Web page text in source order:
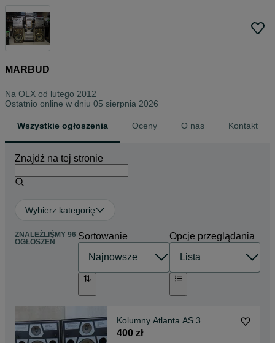
MARBUD
Na OLX od lutego 2012
Ostatnio online w dniu 05 sierpnia 2026
Wszystkie ogłoszenia Oceny O nas Kontakt
Znajdź na tej stronie
Wybierz kategorię
ZNALEŹLIŚMY 96
OGŁOSZEŃ
Sortowanie Opcje przeglądania
Kolumny Atlanta AS 3
400 zł